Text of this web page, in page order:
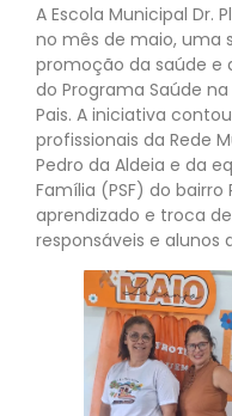
A Escola Municipal Dr.
no mês de maio, uma
promoção da saúde e
do Programa Saúde na
Pais. A iniciativa
profissionais da Rede
Pedro da Aldeia e da
Família (PSF) do
aprendizado e troca
responsáveis e alunos